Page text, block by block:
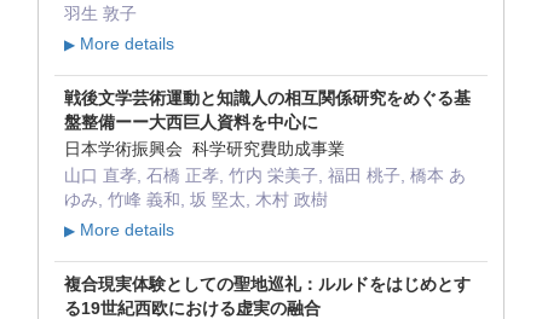
羽生 敦子
▶ More details
戦後文学芸術運動と知識人の相互関係研究をめぐる基
盤整備ーー大西巨人資料を中心に
日本学術振興会 科学研究費助成事業
山口 直孝, 石橋 正孝, 竹内 栄美子, 福田 桃子, 橋本 あ
ゆみ, 竹峰 義和, 坂 堅太, 木村 政樹
▶ More details
複合現実体験としての聖地巡礼：ルルドをはじめとす
る19世紀西欧における虚実の融合